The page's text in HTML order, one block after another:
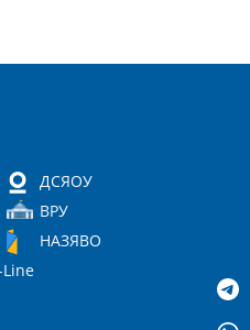
ДСЯОУ
ВРУ
НАЗЯВО
Line